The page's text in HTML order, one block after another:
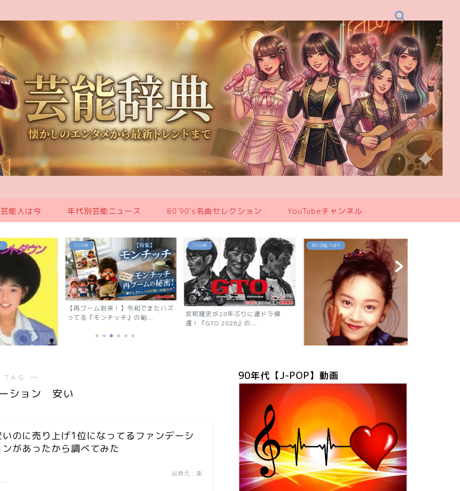
能人は今 年代別芸能ニュース 80`90’s名曲セレクション YouTubeチャンネル
2026年
【再ブーム到来！】令和でまたバズ
ってる『モンチッチ』の秘...
2026年
反町隆史が28年ぶりに連ドラ帰
還！『GTO 2026』の...
あの芸能人は今
「浅香唯の現在は？旦那も子供も芸
能人！有名グループ全員が...
―
ション 安い
いのに売り上げ1位になってるファンデーシ
ンがあったから調べてみた
典元：楽
…
90年代【J-POP】動画